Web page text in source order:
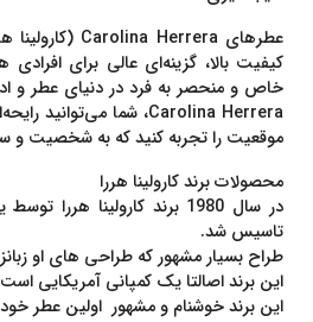
عطرهایCarolina Herrera
کیفیت بالا، گزینه‌ای عالی برای
خاص و منحصر به فرد در دنیای عطر و
Carolina Herrera، شما می‌توانید
موقعیت را تجربه کنید که به شخصیت و
محصولات برند کارولینا هررا
در سال 1980 برند کارولینا
تاسیس شد.
طراح بسیار مشهور که طراحی های او
این برند اصالتا یک کمپانی آمریکایی
این برند خوشنام و مشهور اولین عطر